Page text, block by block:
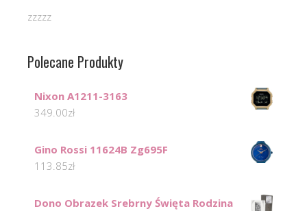
zzzzz
Polecane Produkty
Nixon A1211-3163
349.00zł
Gino Rossi 11624B Zg695F
113.85zł
Dono Obrazek Srebrny Święta Rodzina